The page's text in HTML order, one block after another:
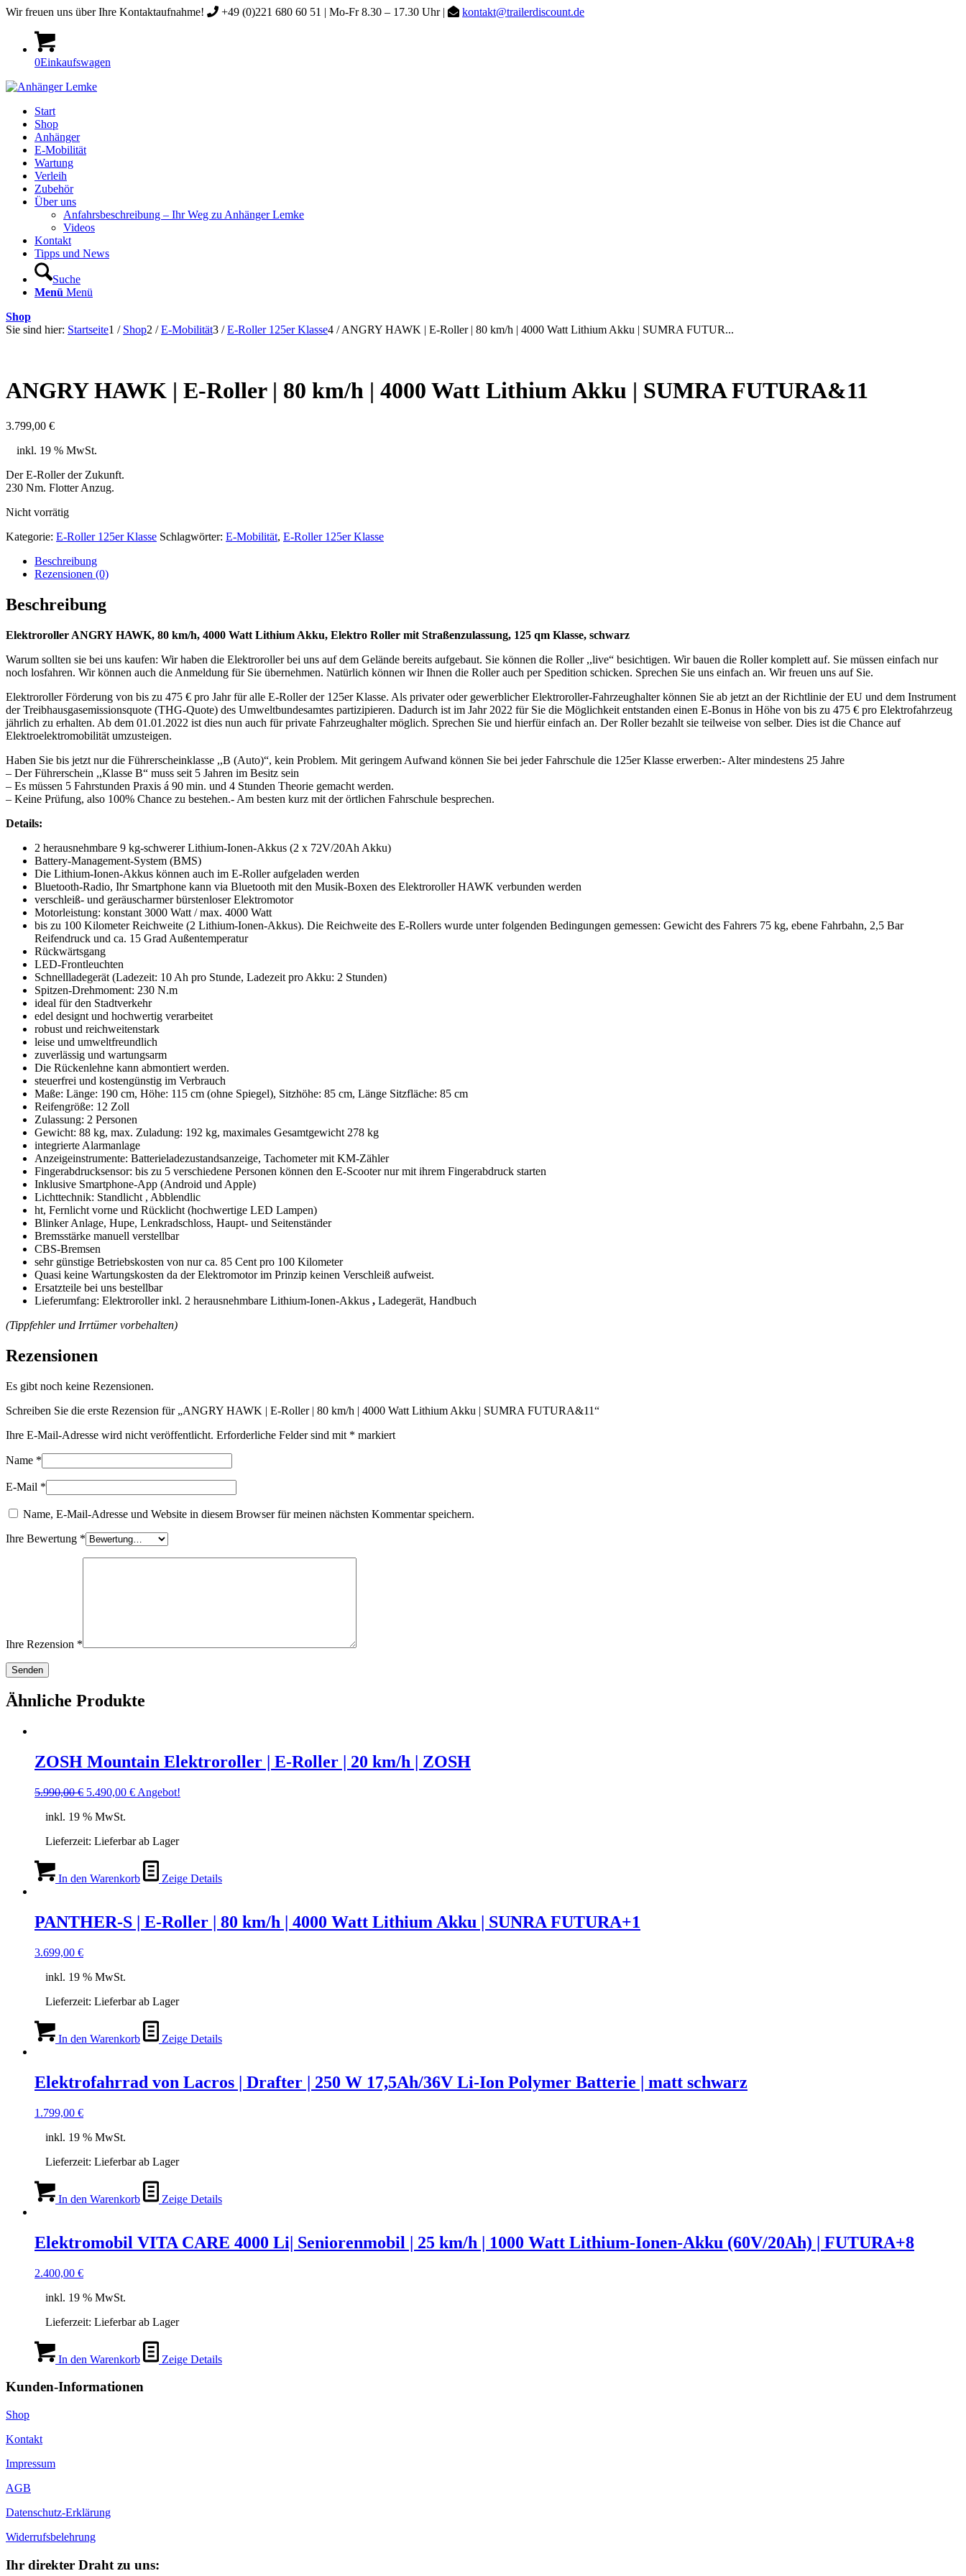
Wir freuen uns über Ihre Kontaktaufnahme! +49 (0)221 680 60 51 | Mo-Fr 8.30 – 17.30 Uhr | kontakt@trailerdiscount.de
0Einkaufswagen
Start
Shop
Anhänger
E-Mobilität
Wartung
Verleih
Zubehör
Über uns
Anfahrsbeschreibung – Ihr Weg zu Anhänger Lemke
Videos
Kontakt
Tipps und News
Suche
Menü Menü
Shop
Sie sind hier: Startseite1 / Shop2 / E-Mobilität3 / E-Roller 125er Klasse4 / ANGRY HAWK | E-Roller | 80 km/h | 4000 Watt Lithium Akku | SUMRA FUTUR...
ANGRY HAWK | E-Roller | 80 km/h | 4000 Watt Lithium Akku | SUMRA FUTURA&11
3.799,00 €
inkl. 19 % MwSt.
Der E-Roller der Zukunft.
230 Nm. Flotter Anzug.
Nicht vorrätig
Kategorie: E-Roller 125er Klasse Schlagwörter: E-Mobilität, E-Roller 125er Klasse
Beschreibung
Rezensionen (0)
Beschreibung
Elektroroller ANGRY HAWK, 80 km/h, 4000 Watt Lithium Akku, Elektro Roller mit Straßenzulassung, 125 qm Klasse, schwarz
Warum sollten sie bei uns kaufen: Wir haben die Elektroroller bei uns auf dem Gelände bereits aufgebaut. Sie können die Roller ,,live“ besichtigen. Wir bauen die Roller komplett auf. Sie müssen einfach nur
noch losfahren. Wir können auch die Anmeldung für Sie übernehmen. Natürlich können wir Ihnen die Roller auch per Spedition schicken. Sprechen Sie uns einfach an. Wir freuen uns auf Sie.
Elektroroller Förderung von bis zu 475 € pro Jahr für alle E-Roller der 125er Klasse. Als privater oder gewerblicher Elektroroller-Fahrzeughalter können Sie ab jetzt an der Richtlinie der EU und dem Instrument
der Treibhausgasemissionsquote (THG-Quote) des Umweltbundesamtes partizipieren. Dadurch ist im Jahr 2022 für Sie die Möglichkeit entstanden einen E-Bonus in Höhe von bis zu 475 € pro Elektrofahrzeug
jährlich zu erhalten. Ab dem 01.01.2022 ist dies nun auch für private Fahrzeughalter möglich. Sprechen Sie und hierfür einfach an. Der Roller bezahlt sie teilweise von selber. Dies ist die Chance auf
Elektroelektromobilität umzusteigen.
Haben Sie bis jetzt nur die Führerscheinklasse ,,B (Auto)“, kein Problem. Mit geringem Aufwand können Sie bei jeder Fahrschule die 125er Klasse erwerben:- Alter mindestens 25 Jahre
– Der Führerschein ,,Klasse B“ muss seit 5 Jahren im Besitz sein
– Es müssen 5 Fahrstunden Praxis á 90 min. und 4 Stunden Theorie gemacht werden.
– Keine Prüfung, also 100% Chance zu bestehen.- Am besten kurz mit der örtlichen Fahrschule besprechen.
Details:
2 herausnehmbare 9 kg-schwerer Lithium-Ionen-Akkus (2 x 72V/20Ah Akku)
Battery-Management-System (BMS)
Die Lithium-Ionen-Akkus können auch im E-Roller aufgeladen werden
Bluetooth-Radio, Ihr Smartphone kann via Bluetooth mit den Musik-Boxen des Elektroroller HAWK verbunden werden
verschleiß- und geräuscharmer bürstenloser Elektromotor
Motorleistung: konstant 3000 Watt / max. 4000 Watt
bis zu 100 Kilometer Reichweite (2 Lithium-Ionen-Akkus). Die Reichweite des E-Rollers wurde unter folgenden Bedingungen gemessen: Gewicht des Fahrers 75 kg, ebene Fahrbahn, 2,5 Bar
Reifendruck und ca. 15 Grad Außentemperatur
Rückwärtsgang
LED-Frontleuchten
Schnellladegerät (Ladezeit: 10 Ah pro Stunde, Ladezeit pro Akku: 2 Stunden)
Spitzen-Drehmoment: 230 N.m
ideal für den Stadtverkehr
edel designt und hochwertig verarbeitet
robust und reichweitenstark
leise und umweltfreundlich
zuverlässig und wartungsarm
Die Rückenlehne kann abmontiert werden.
steuerfrei und kostengünstig im Verbrauch
Maße: Länge: 190 cm, Höhe: 115 cm (ohne Spiegel), Sitzhöhe: 85 cm, Länge Sitzfläche: 85 cm
Reifengröße: 12 Zoll
Zulassung: 2 Personen
Gewicht: 88 kg, max. Zuladung: 192 kg, maximales Gesamtgewicht 278 kg
integrierte Alarmanlage
Anzeigeinstrumente: Batterieladezustandsanzeige, Tachometer mit KM-Zähler
Fingerabdrucksensor: bis zu 5 verschiedene Personen können den E-Scooter nur mit ihrem Fingerabdruck starten
Inklusive Smartphone-App (Android und Apple)
Lichttechnik: Standlicht , Abblendlic
ht, Fernlicht vorne und Rücklicht (hochwertige LED Lampen)
Blinker Anlage, Hupe, Lenkradschloss, Haupt- und Seitenständer
Bremsstärke manuell verstellbar
CBS-Bremsen
sehr günstige Betriebskosten von nur ca. 85 Cent pro 100 Kilometer
Quasi keine Wartungskosten da der Elektromotor im Prinzip keinen Verschleiß aufweist.
Ersatzteile bei uns bestellbar
Lieferumfang: Elektroroller inkl. 2 herausnehmbare Lithium-Ionen-Akkus , Ladegerät, Handbuch
(Tippfehler und Irrtümer vorbehalten)
Rezensionen
Es gibt noch keine Rezensionen.
Schreiben Sie die erste Rezension für „ANGRY HAWK | E-Roller | 80 km/h | 4000 Watt Lithium Akku | SUMRA FUTURA&11“
Ihre E-Mail-Adresse wird nicht veröffentlicht. Erforderliche Felder sind mit * markiert
Name *
E-Mail *
Name, E-Mail-Adresse und Website in diesem Browser für meinen nächsten Kommentar speichern.
Ihre Bewertung *
Ihre Rezension *
Ähnliche Produkte
ZOSH Mountain Elektroroller | E-Roller | 20 km/h | ZOSH
5.990,00€ Ursprünglicher
war:
5.490,00 €Aktueller
Angebot!
inkl. 19 % MwSt.
Lieferzeit: Lieferbar ab Lager
In den Warenkorb Zeige Details
PANTHER-S | E-Roller | 80 km/h | 4000 Watt Lithium Akku | SUNRA FUTURA+1
3.699,00 €
inkl. 19 % MwSt.
Lieferzeit: Lieferbar ab Lager
In den Warenkorb Zeige Details
Elektrofahrrad von Lacros | Drafter | 250 W 17,5Ah/36V Li-Ion Polymer Batterie | matt schwarz
1.799,00 €
inkl. 19 % MwSt.
Lieferzeit: Lieferbar ab Lager
In den Warenkorb Zeige Details
Elektromobil VITA CARE 4000 Li| Seniorenmobil | 25 km/h | 1000 Watt Lithium-Ionen-Akku (60V/20Ah) | FUTURA+8
2.400,00 €
inkl. 19 % MwSt.
Lieferzeit: Lieferbar ab Lager
In den Warenkorb Zeige Details
Kunden-Informationen
Shop
Kontakt
Impressum
AGB
Datenschutz-Erklärung
Widerrufsbelehrung
Ihr direkter Draht zu uns: